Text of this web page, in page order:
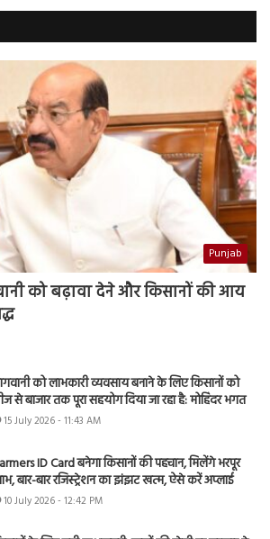
Punjab
को बढ़ावा देने और किसानों की आय
को लाभकारी व्यवसाय बनाने के लिए किसानों को
से बाजार तक पूरा सहयोग दिया जा रहा है: मोहिंदर भगत
15 July 2026 - 11:43 AM
ID Card बनेगा किसानों की पहचान, मिलेंगे भरपूर
बार-बार रजिस्ट्रेशन का झंझट खत्म, ऐसे करें अप्लाई
10 July 2026 - 12:42 PM